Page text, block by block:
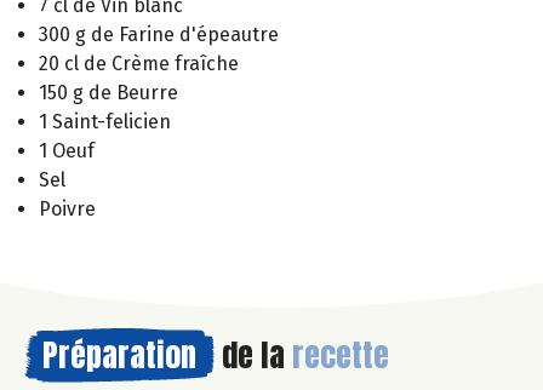
7 cl de Vin blanc
300 g de Farine d'épeautre
20 cl de Crème fraîche
150 g de Beurre
1 Saint-felicien
1 Oeuf
Sel
Poivre
Préparation de la recette